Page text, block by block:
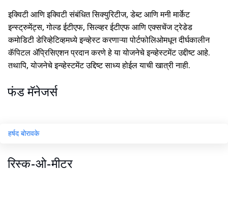
इक्विटी आणि इक्विटी संबंधित सिक्युरिटीज, डेब्ट आणि मनी मार्केट
इन्स्ट्रुमेंट्स, गोल्ड ईटीएफ, सिल्व्हर ईटीएफ आणि एक्सचेंज ट्रेडेड
कमोडिटी डेरिव्हेटिव्हमध्ये इन्व्हेस्ट करणाऱ्या पोर्टफोलिओमधून दीर्घकालीन
कॅपिटल ॲप्रिसिएशन प्रदान करणे हे या योजनेचे इन्व्हेस्टमेंट उद्दीष्ट आहे.
तथापि, योजनेचे इन्व्हेस्टमेंट उद्दिष्ट साध्य होईल याची खात्री नाही.
फंड मॅनेजर्स
हर्षद बोरावके
रिस्क-ओ-मीटर